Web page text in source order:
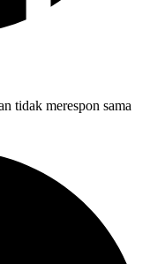
tidak merespon sama